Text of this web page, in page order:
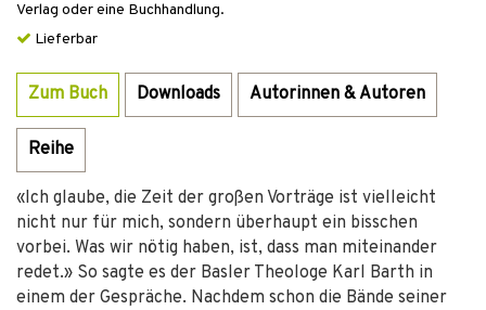
Verlag oder eine Buchhandlung.
Lieferbar
Zum Buch Downloads Autorinnen & Autoren
Reihe
«Ich glaube, die Zeit der großen Vorträge ist vielleicht
nicht nur für mich, sondern überhaupt ein bisschen
vorbei. Was wir nötig haben, ist, dass man miteinander
redet.» So sagte es der Basler Theologe Karl Barth in
einem der Gespräche. Nachdem schon die Bände seiner